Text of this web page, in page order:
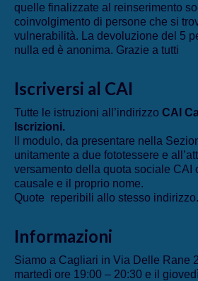
quelle finalizzate al reinserimento
coinvolgimento di persone che si
vulnerabilità. La devoluzione del 5
nulla ed è anonima. Grazie a tutti
Iscriversi al CAI
Tutte le istruzioni all’indirizzo CAI
Iscrizioni.
Il modulo, da presentare nella
unitamente a due fototessere e
versamento della quota sociale CAI
causale e il proprio nome.
Quote reperibili allo stesso indirizzo.
Informazioni
Siamo a Cagliari in Via Delle Rane
martedì ore 19:00 – 20:30 e il